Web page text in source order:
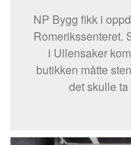
NP Bygg fikk i
Romerikssenteret.
i Ullensaker
butikken måtte
det skulle